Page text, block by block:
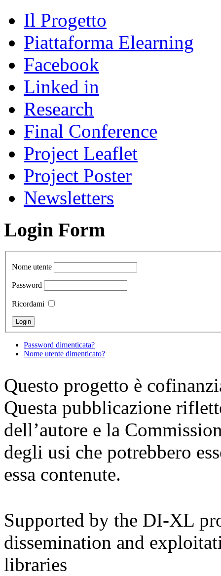
Il Progetto
Piattaforma Elearning
Facebook
Linked in
Research
Final Conference
Project Leaflet
Project Poster
Newsletters
Login Form
Nome utente
Password
Ricordami
Password dimenticata?
Nome utente dimenticato?
Questo progetto è
Questa pubblicazione
dell’autore e la
degli usi che potrebbero
essa contenute.
Supported by the DI-XL
dissemination and
libraries